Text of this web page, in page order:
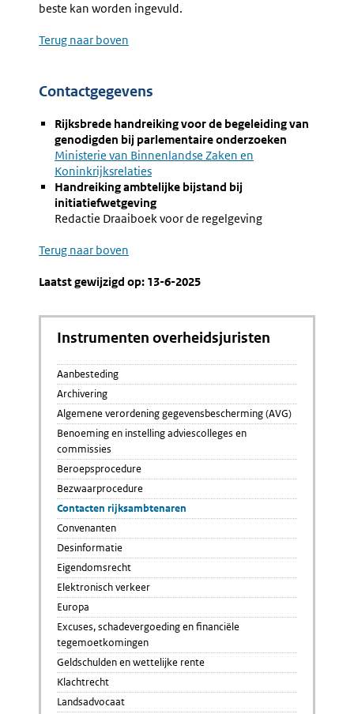
beste kan worden ingevuld.
Terug naar boven
Contactgegevens
Rijksbrede handreiking voor de begeleiding van
genodigden bij parlementaire onderzoeken
Externe
link:
Ministerie van Binnenlandse Zaken en
Koninkrijksrelaties
Handreiking ambtelijke bijstand bij
initiatiefwetgeving
Redactie Draaiboek voor de regelgeving
Terug naar boven
Laatst gewijzigd op: 13-6-2025
Instrumenten overheidsjuristen
Aanbesteding
Archivering
Algemene verordening gegevensbescherming (AVG)
Benoeming en instelling adviescolleges en
commissies
Beroepsprocedure
Bezwaarprocedure
Contacten rijksambtenaren
Convenanten
Desinformatie
Eigendomsrecht
Elektronisch verkeer
Europa
Excuses, schadevergoeding en financiële
tegemoetkomingen
Geldschulden en wettelijke rente
Klachtrecht
Landsadvocaat